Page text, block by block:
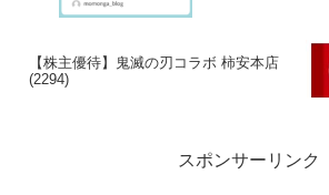
【株主優待】鬼滅の刃コラボ 柿安本店
(2294)
スポンサーリンク